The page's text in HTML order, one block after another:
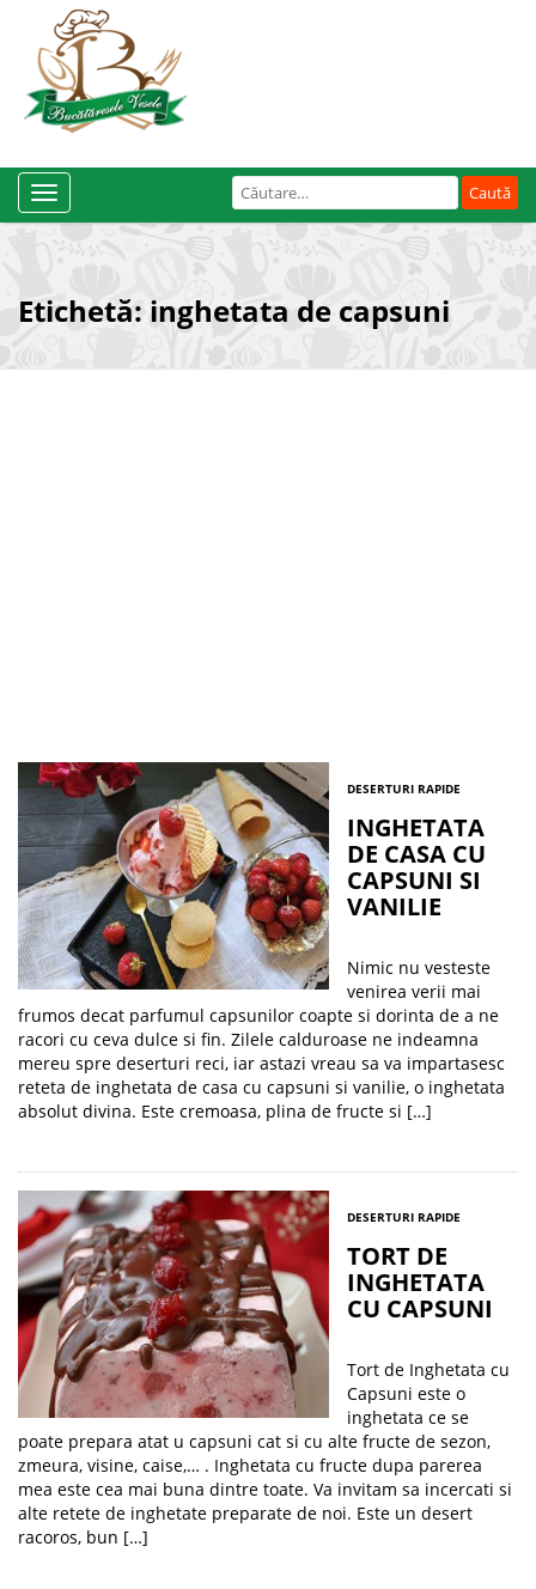
Caută
după:
Toggle
Navigation
Etichetă: inghetata de capsuni
DESERTURI RAPIDE
INGHETATA
DE CASA CU
CAPSUNI SI
VANILIE
Nimic nu vesteste
venirea verii mai
frumos decat parfumul capsunilor coapte si dorinta de a ne
racori cu ceva dulce si fin. Zilele calduroase ne indeamna
mereu spre deserturi reci, iar astazi vreau sa va impartasesc
reteta de inghetata de casa cu capsuni si vanilie, o inghetata
absolut divina. Este cremoasa, plina de fructe si […]
DESERTURI RAPIDE
TORT DE
INGHETATA
CU CAPSUNI
Tort de Inghetata cu
Capsuni este o
inghetata ce se
poate prepara atat u capsuni cat si cu alte fructe de sezon,
zmeura, visine, caise,… . Inghetata cu fructe dupa parerea
mea este cea mai buna dintre toate. Va invitam sa incercati si
alte retete de inghetate preparate de noi. Este un desert
racoros, bun […]